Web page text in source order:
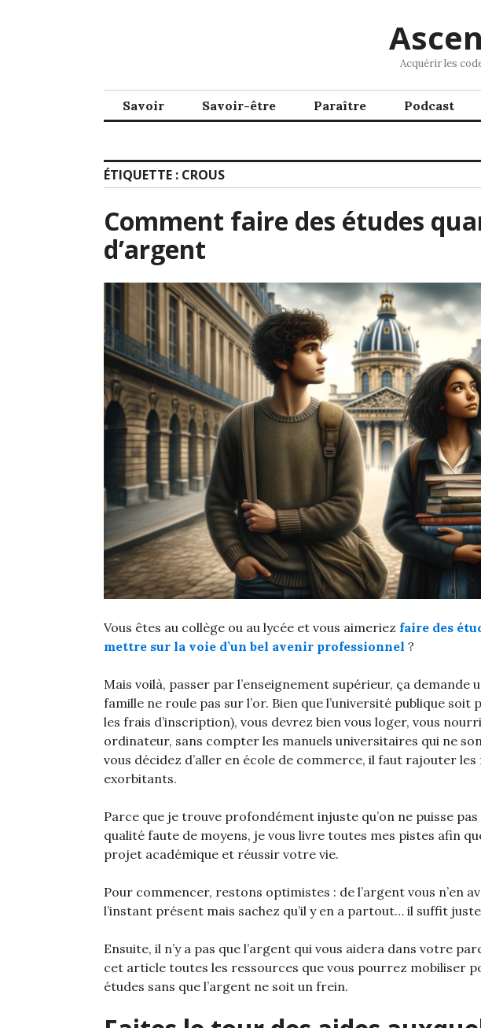
Acquérir les
Savoir Savoir-être Paraître Podcast
ÉTIQUETTE : CROUS
Comment faire des études
d’argent
Vous êtes au collège ou au lycée et vous aimeriez faire des
mettre sur la voie d’un bel avenir professionnel ?
Mais voilà, passer par l’enseignement supérieur, ça
famille ne roule pas sur l’or. Bien que l’université publique soit
les frais d’inscription), vous devrez bien vous loger, vous
ordinateur, sans compter les manuels universitaires qui ne
vous décidez d’aller en école de commerce, il faut rajouter
exorbitants.
Parce que je trouve profondément injuste qu’on ne puisse
qualité faute de moyens, je vous livre toutes mes pistes afin
projet académique et réussir votre vie.
Pour commencer, restons optimistes : de l’argent vous n’en
l’instant présent mais sachez qu’il y en a partout… il suffit
Ensuite, il n’y a pas que l’argent qui vous aidera dans votre
cet article toutes les ressources que vous pourrez mobiliser
études sans que l’argent ne soit un frein.